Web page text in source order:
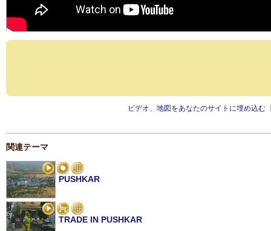
ビデオ、地図をあなたのサイトに埋め込む
関連テーマ
PUSHKAR
TRADE IN PUSHKAR